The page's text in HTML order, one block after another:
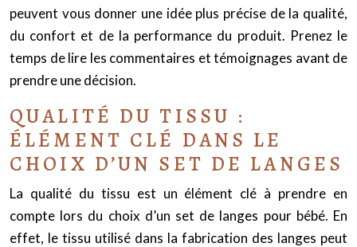
peuvent vous donner une idée plus précise de la qualité,
du confort et de la performance du produit. Prenez le
temps de lire les commentaires et témoignages avant de
prendre une décision.
QUALITÉ DU TISSU :
ÉLÉMENT CLÉ DANS LE
CHOIX D’UN SET DE LANGES
La qualité du tissu est un élément clé à prendre en
compte lors du choix d’un set de langes pour bébé. En
effet, le tissu utilisé dans la fabrication des langes peut